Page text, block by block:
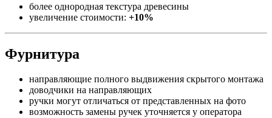
более однородная текстура древесины
увеличение стоимости: +10%
Фурнитура
направляющие полного выдвижения скрытого монтажа
доводчики на направляющих
ручки могут отличаться от представленных на фото
возможность замены ручек уточняется у оператора